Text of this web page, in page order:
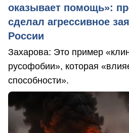
оказывает помощь»:
сделал агрессивное
России
Захарова: Это пример
русофобии», которая
способности».